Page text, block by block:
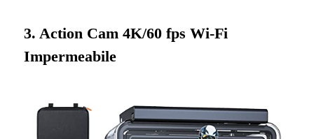
3. Action Cam 4K/60 fps Wi-Fi
Impermeabile